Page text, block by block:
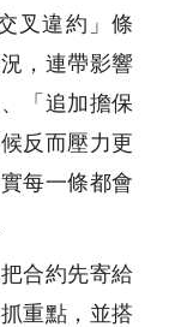
叉違約」條
，連帶影響
「追加擔保
反而壓力更
每一條都會
合約先寄給
重點，並搭